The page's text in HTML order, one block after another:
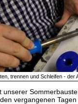
trennen und Schleifen - der
unserer
vergangenen